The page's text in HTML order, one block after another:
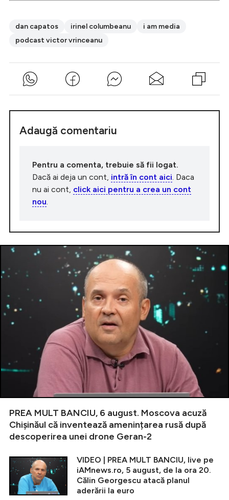
dan capatos irinel columbeanu
i am media
podcast victor vrinceanu
Adaugă comentariu
Pentru a comenta, trebuie să fii logat.
Dacă ai deja un cont, intră în cont aici. Daca
nu ai cont, click aici pentru a crea un cont
nou.
PREA MULT BANCIU, 6 august. Moscova acuză
Chișinăul că inventează amenințarea rusă după
descoperirea unei drone Geran-2
VIDEO | PREA MULT BANCIU, live pe
iAMnews.ro, 5 august, de la ora 20.
Călin Georgescu atacă planul
aderării la euro